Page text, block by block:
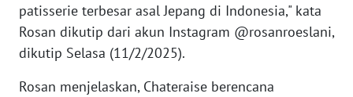
patisserie terbesar asal Jepang di Indonesia," kata
Rosan dikutip dari akun Instagram @rosanroeslani,
dikutip Selasa (11/2/2025).
Rosan menjelaskan, Chateraise berencana
SULTRA